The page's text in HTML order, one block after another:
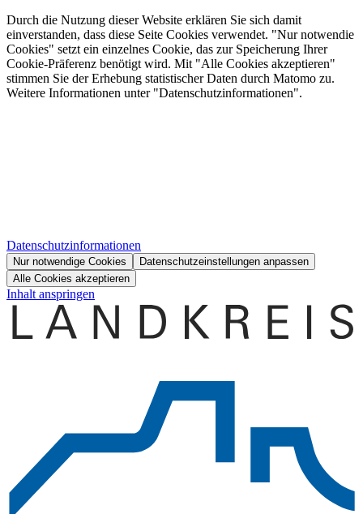
Durch die Nutzung dieser Website erklären Sie sich damit
einverstanden, dass diese Seite Cookies verwendet. "Nur notwendie
Cookies" setzt ein einzelnes Cookie, das zur Speicherung Ihrer
Cookie-Präferenz benötigt wird. Mit "Alle Cookies akzeptieren"
stimmen Sie der Erhebung statistischer Daten durch Matomo zu.
Weitere Informationen unter "Datenschutzinformationen".
Datenschutzinformationen
Nur notwendige Cookies
Datenschutzeinstellungen anpassen
Alle Cookies akzeptieren
Inhalt anspringen